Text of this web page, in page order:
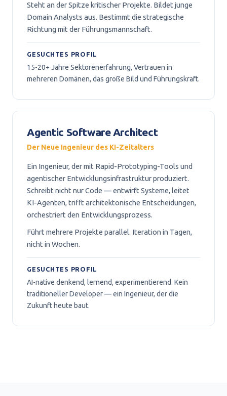
Steht an der Spitze kritischer Projekte. Bildet junge
Domain Analysts aus. Bestimmt die strategische
Richtung mit der Führungsmannschaft.
GESUCHTES PROFIL
15-20+ Jahre Sektorenerfahrung, Vertrauen in
mehreren Domänen, das große Bild und Führungskraft.
Agentic Software Architect
Der Neue Ingenieur des KI-Zeitalters
Ein Ingenieur, der mit Rapid-Prototyping-Tools und
agentischer Entwicklungsinfrastruktur produziert.
Schreibt nicht nur Code — entwirft Systeme, leitet
KI-Agenten, trifft architektonische Entscheidungen,
orchestriert den Entwicklungsprozess.
Führt mehrere Projekte parallel. Iteration in Tagen,
nicht in Wochen.
GESUCHTES PROFIL
AI-native denkend, lernend, experimentierend. Kein
traditioneller Developer — ein Ingenieur, der die
Zukunft heute baut.